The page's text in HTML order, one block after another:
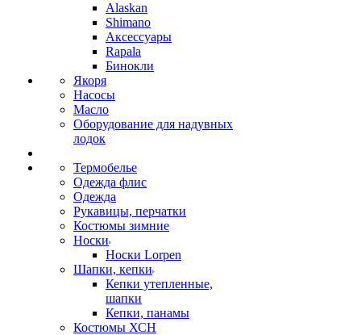
Alaskan
Shimano
Аксессуары
Rapala
Бинокли
Якоря
Насосы
Масло
Оборудование для надувных
лодок
Термобелье
Одежда флис
Одежда
Рукавицы, перчатки
Костюмы зимние
Носки
Носки Lorpen
Шапки, кепки
Кепки утепленные,
шапки
Кепки, панамы
Костюмы ХСН